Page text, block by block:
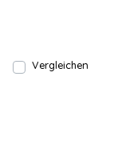
Vergleichen